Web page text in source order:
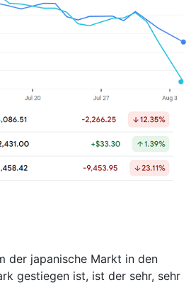
der japanische Markt in den
gestiegen ist, ist der sehr, sehr